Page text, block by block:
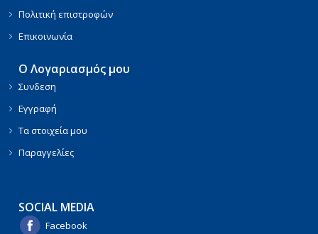
Πολιτική επιστροφών
Επικοινωνία
Ο Λογαριασμός μου
Συνδεση
Εγγραφή
Τα στοιχεία μου
Παραγγελίες
SOCIAL MEDIA
Facebook